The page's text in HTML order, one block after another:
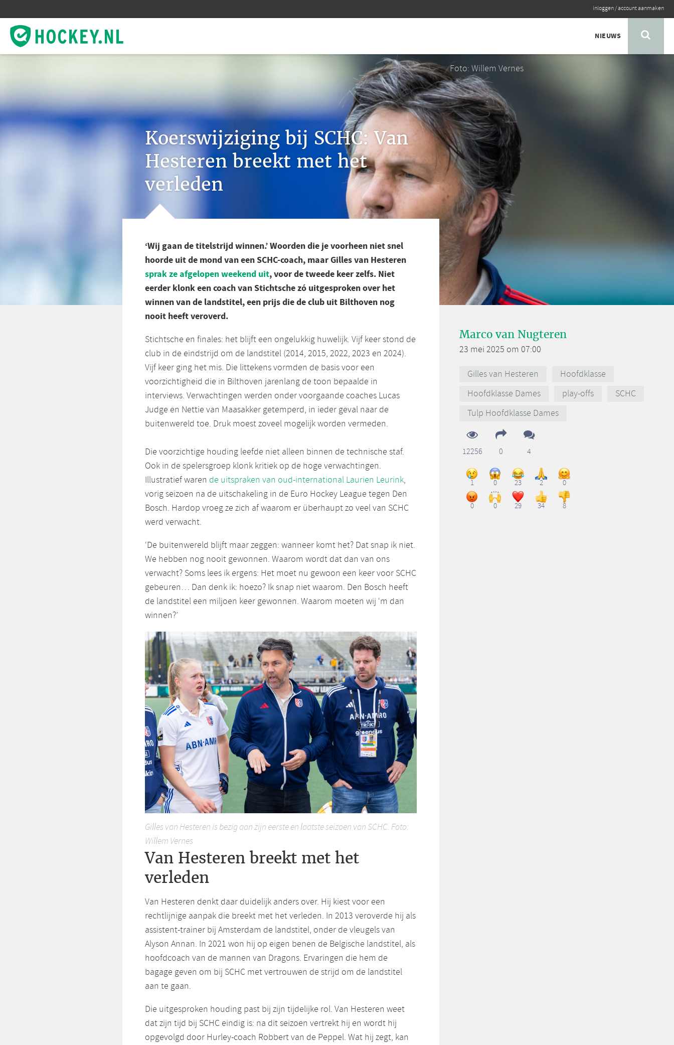
inloggen/account aanmaken
NIEUWS
Foto: Willem Vernes
Koerswijziging bij SCHC: Van
Hesteren breekt met het
verleden
‘Wij gaan de titelstrijd winnen.’ Woorden die je voorheen niet snel
hoorde uit de mond van een SCHC-coach, maar Gilles van Hesteren
sprak ze afgelopen weekend uit, voor de tweede keer zelfs. Niet
eerder klonk een coach van Stichtsche zó uitgesproken over het
winnen van de landstitel, een prijs die de club uit Bilthoven nog
nooit heeft veroverd.
Stichtsche en finales: het blijft een ongelukkig huwelijk. Vijf keer stond de
club in de eindstrijd om de landstitel (2014, 2015, 2022, 2023 en 2024).
Vijf keer ging het mis. Die littekens vormden de basis voor een
voorzichtigheid die in Bilthoven jarenlang de toon bepaalde in
interviews. Verwachtingen werden onder voorgaande coaches Lucas
Judge en Nettie van Maasakker getemperd, in ieder geval naar de
buitenwereld toe. Druk moest zoveel mogelijk worden vermeden.
Die voorzichtige houding leefde niet alleen binnen de technische staf.
Ook in de spelersgroep klonk kritiek op de hoge verwachtingen.
Illustratief waren de uitspraken van oud-international Laurien Leurink,
vorig seizoen na de uitschakeling in de Euro Hockey League tegen Den
Bosch. Hardop vroeg ze zich af waarom er überhaupt zo veel van SCHC
werd verwacht.
‘De buitenwereld blijft maar zeggen: wanneer komt het? Dat snap ik niet.
We hebben nog nooit gewonnen. Waarom wordt dat dan van ons
verwacht? Soms lees ik ergens: Het moet nu gewoon een keer voor SCHC
gebeuren… Dan denk ik: hoezo? Ik snap niet waarom. Den Bosch heeft
de landstitel een miljoen keer gewonnen. Waarom moeten wij ‘m dan
winnen?’
Gilles van Hesteren is bezig aan zijn eerste en laatste seizoen van SCHC. Foto:
Willem Vernes
Van Hesteren breekt met het
verleden
Van Hesteren denkt daar duidelijk anders over. Hij kiest voor een
rechtlijnige aanpak die breekt met het verleden. In 2013 veroverde hij als
assistent-trainer bij Amsterdam de landstitel, onder de vleugels van
Alyson Annan. In 2021 won hij op eigen benen de Belgische landstitel, als
hoofdcoach van de mannen van Dragons. Ervaringen die hem de
bagage geven om bij SCHC met vertrouwen de strijd om de landstitel
aan te gaan.
Die uitgesproken houding past bij zijn tijdelijke rol. Van Hesteren weet
dat zijn tijd bij SCHC eindig is: na dit seizoen vertrekt hij en wordt hij
opgevolgd door Hurley-coach Robbert van de Peppel. Wat hij zegt, kan
Marco van Nugteren
23 mei 2025 om 07:00
Gilles van Hesteren
Hoofdklasse
Hoofdklasse Dames
play-offs
SCHC
Tulp Hoofdklasse Dames
12256 0 4
1 0 23 2 0
0 0 29 34 8